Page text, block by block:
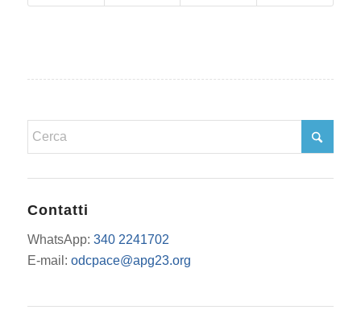
Contatti
WhatsApp: 340 2241702
E-mail: odcpace@apg23.org